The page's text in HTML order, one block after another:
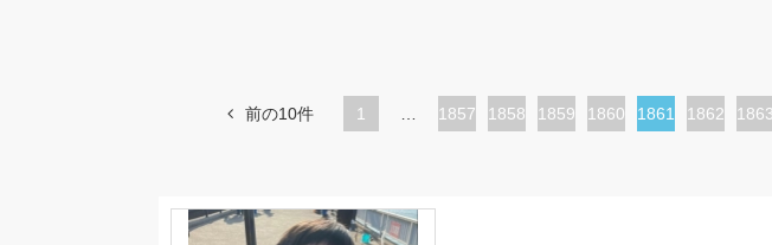
前の10件 1
ペ
1857
ペ
1858
ペ
1859
ペ
1860
カ
1861
ペ
1862
ペ
1863